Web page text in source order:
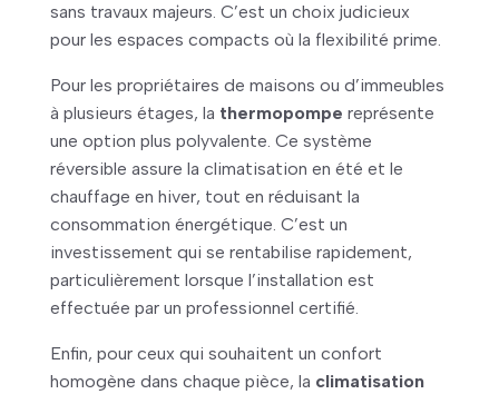
sans travaux majeurs. C’est un choix judicieux
pour les espaces compacts où la flexibilité prime.
Pour les propriétaires de maisons ou d’immeubles
à plusieurs étages, la thermopompe représente
une option plus polyvalente. Ce système
réversible assure la climatisation en été et le
chauffage en hiver, tout en réduisant la
consommation énergétique. C’est un
investissement qui se rentabilise rapidement,
particulièrement lorsque l’installation est
effectuée par un professionnel certifié.
Enfin, pour ceux qui souhaitent un confort
homogène dans chaque pièce, la climatisation